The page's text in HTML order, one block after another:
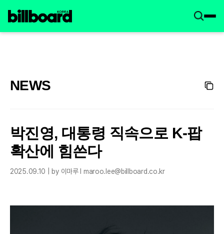
NEWS
박진영, 대통령 직속으로 K-팝
확산에 힘쓴다
2025.09.10 | by 이마루 l maroo.lee@billboard.co.kr